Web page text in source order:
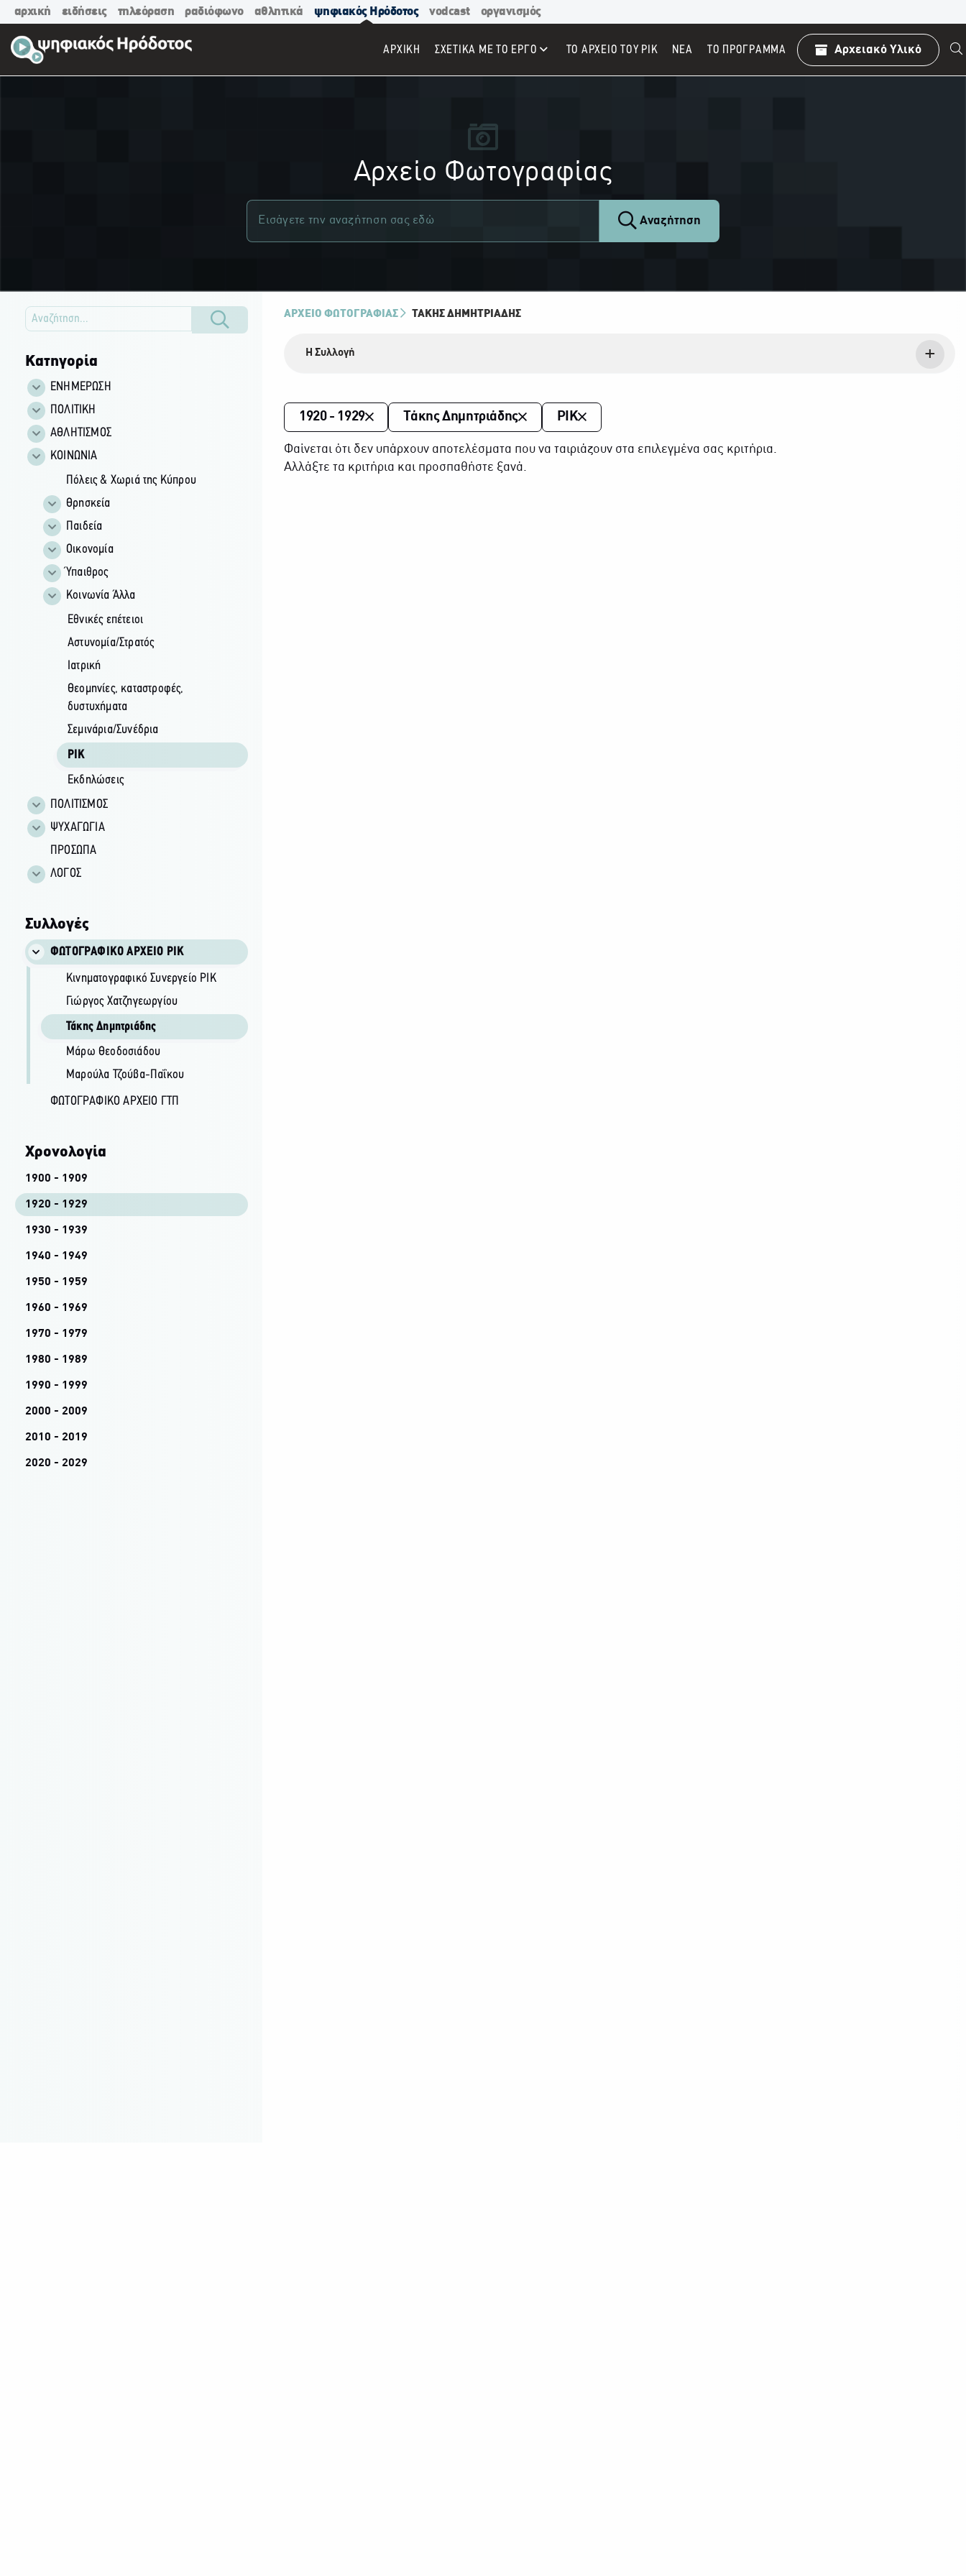
αρχική ειδήσεις τηλεόραση ραδιόφωνο αθλητικά ψηφιακός Ηρόδοτος vodcast οργανισμός
ΑΡΧΙΚΉ ΣΧΕΤΙΚΑ ΜΕ ΤΟ ΕΡΓΟ ΤΟ ΑΡΧΕΙΟ ΤΟΥ ΡΙΚ ΝΕΑ TO ΠΡΌΓΡΑΜΜΑ Αρχειακό Υλικό
Αρχείο Φωτογραφίας
Αναζήτηση
Κατηγορία
ΕΝΗΜΕΡΩΣΗ
ΠΟΛΙΤΙΚΗ
ΑΘΛΗΤΙΣΜΟΣ
ΚΟΙΝΩΝΙΑ
Πόλεις & Χωριά της Κύπρου
Θρησκεία
Παιδεία
Οικονομία
Ύπαιθρος
Κοινωνία Άλλα
Εθνικές επέτειοι
Αστυνομία/Στρατός
Ιατρική
Θεομηνίες, καταστροφές,
δυστυχήματα
Σεμινάρια/Συνέδρια
ΡΙΚ
Εκδηλώσεις
ΠΟΛΙΤΙΣΜΟΣ
ΨΥΧΑΓΩΓΙΑ
ΠΡΟΣΩΠΑ
ΛΟΓΟΣ
Συλλογές
ΦΩΤΟΓΡΑΦΙΚΌ ΑΡΧΕΊΟ ΡΙΚ
Κινηματογραφικό Συνεργείο ΡΙΚ
Γιώργος Χατζηγεωργίου
Τάκης Δημητριάδης
Μάρω Θεοδοσιάδου
Μαρούλα Τζούβα-Παΐκου
ΦΩΤΟΓΡΑΦΙΚΌ ΑΡΧΕΊΟ ΓΤΠ
Χρονολογία
1900 - 1909
1920 - 1929
1930 - 1939
1940 - 1949
1950 - 1959
1960 - 1969
1970 - 1979
1980 - 1989
1990 - 1999
2000 - 2009
2010 - 2019
2020 - 2029
ΑΡΧΕΙΟ ΦΩΤΟΓΡΑΦΙΑΣ ΤΆΚΗΣ ΔΗΜΗΤΡΙΆΔΗΣ
Η Συλλογή
1920 - 1929 Τάκης Δημητριάδης ΡΙΚ
Φαίνεται ότι δεν υπάρχουν αποτελέσματα που να ταιριάζουν στα επιλεγμένα σας κριτήρια.
Αλλάξτε τα κριτήρια και προσπαθήστε ξανά.